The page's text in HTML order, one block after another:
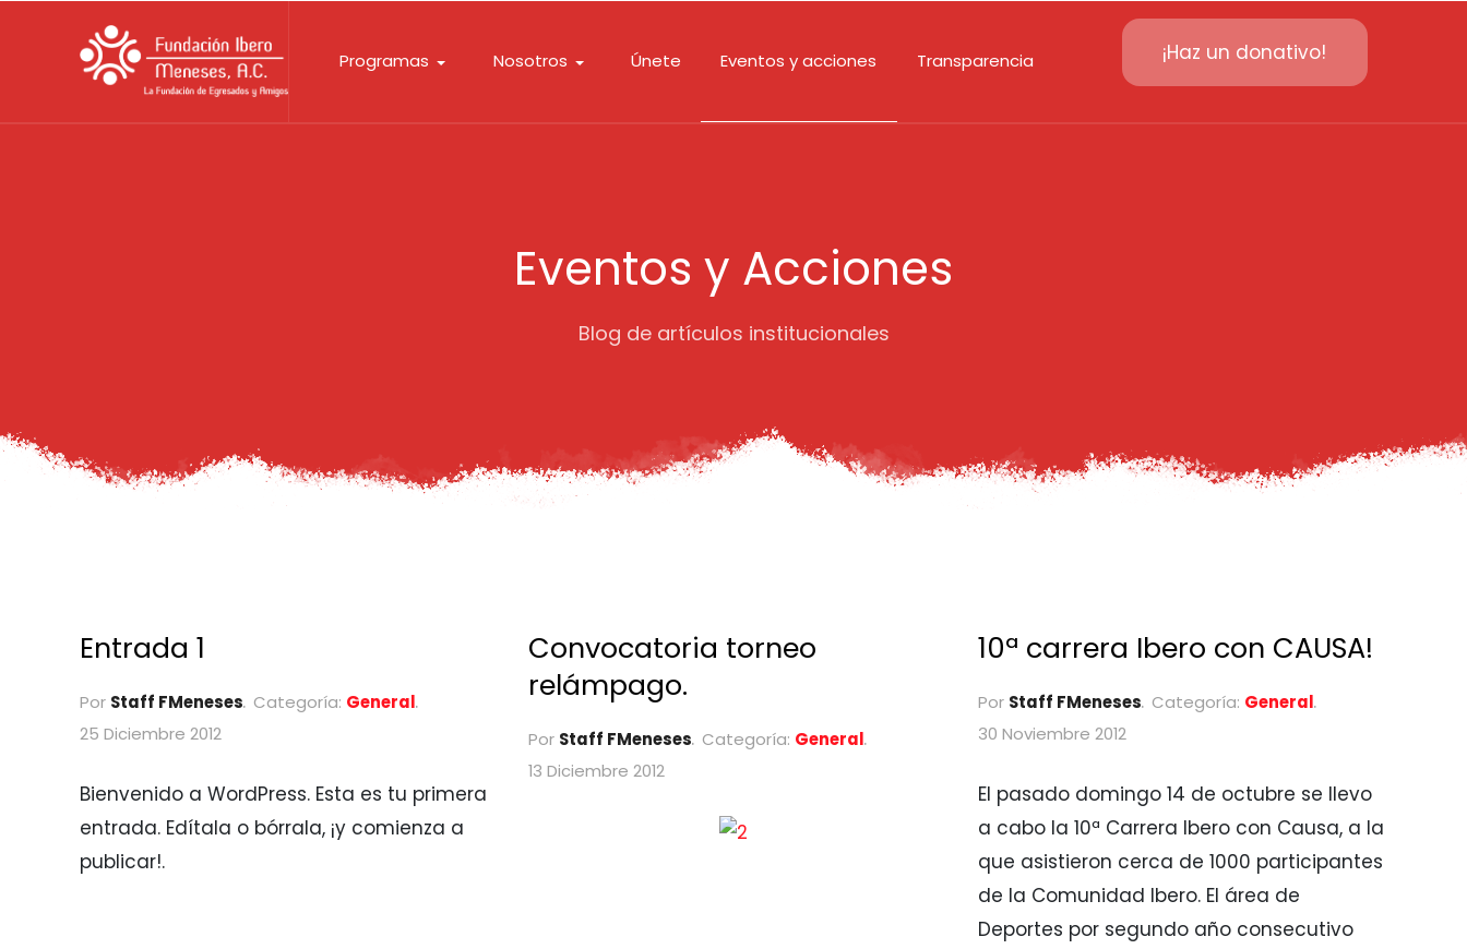
Programas Nosotros Únete Eventos y acciones Transparencia ¡Haz un donativo!
Eventos y Acciones
Blog de artículos institucionales
Entrada 1
Por Staff FMeneses Categoría: General
25 Diciembre 2012
Bienvenido a WordPress. Esta es tu primera
entrada. Edítala o bórrala, ¡y comienza a
publicar!.
Convocatoria torneo
relámpago.
Por Staff FMeneses Categoría: General
13 Diciembre 2012
10ª carrera Ibero con CAUSA!
Por Staff FMeneses Categoría: General
30 Noviembre 2012
El pasado domingo 14 de octubre se llevo
a cabo la 10ª Carrera Ibero con Causa, a la
que asistieron cerca de 1000 participantes
de la Comunidad Ibero. El área de
Deportes por segundo año consecutivo